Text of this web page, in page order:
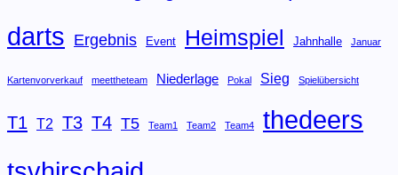
darts Ergebnis Event Heimspiel Jahnhalle Januar
Kartenvorverkauf meettheteam Niederlage Pokal Sieg Spielübersicht
T1 T2 T3 T4 T5 Team1 Team2 Team4 thedeers